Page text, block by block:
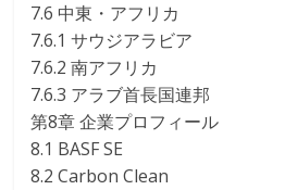
7.6 中東・アフリカ
7.6.1 サウジアラビア
7.6.2 南アフリカ
7.6.3 アラブ首長国連邦
第8章 企業プロフィール
8.1 BASF SE
8.2 Carbon Clean